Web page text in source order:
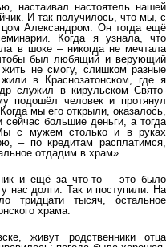
настаивал настоятель нашей
И так получилось, что мы, с
Александром. Он тогда ещё
Когда я узнала, что
в шоке – никогда не мечтала
был любящий и верующий
не смогу, слишком разные
в Краснозатонском, где я
служил в кирульском Свято-
подошёл человек и протянул
мы его открыли, оказалось,
большие деньги, а тогда
с мужем столько и в руках
– по кредитам расплатимся,
отдадим в храм».
и ещё за что-то – это было
нас долги. Так и поступили. На
тридцати тысяч, остальное
храма.
живут родственники отца